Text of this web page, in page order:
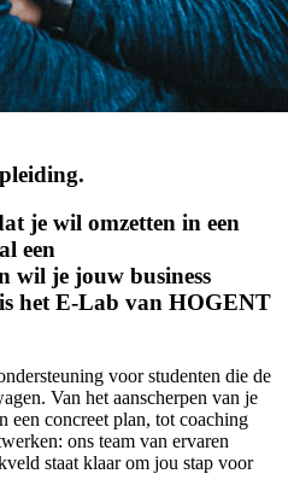
je wil omzetten in een
een
wil je jouw business
het E-Lab van HOGENT
voor studenten die de
Van het aanscherpen van je
een concreet plan, tot coaching
ons team van ervaren
staat klaar om jou stap voor